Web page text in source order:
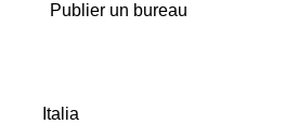
Publier un bureau
Italia